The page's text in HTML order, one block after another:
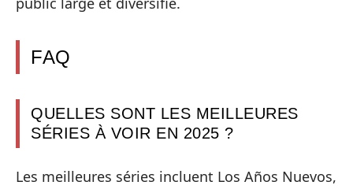
FAQ
QUELLES SONT LES MEILLEURES
SÉRIES À VOIR EN 2025 ?
Les meilleures séries incluent Los Años Nuevos,